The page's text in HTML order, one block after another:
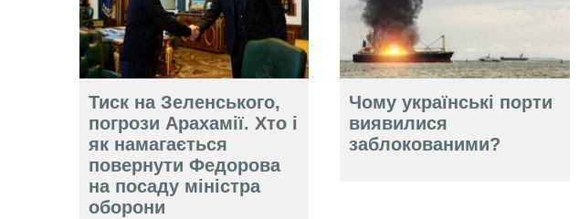
Тиск на Зеленського,
погрози Арахамії. Хто і
як намагається
повернути Федорова
на посаду міністра
оборони
Чому українські порти
виявилися
заблокованими?